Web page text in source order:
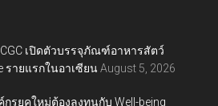
เปิดตัวบรรจุภัณฑ์อาหารสัตว์
รายแรกในอาเซียน August 5, 2026
กรยุคใหม่ต้องลงทุนกับ Well-being